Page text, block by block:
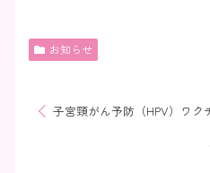
お知らせ
子宮頸がん予防（HPV）ワク